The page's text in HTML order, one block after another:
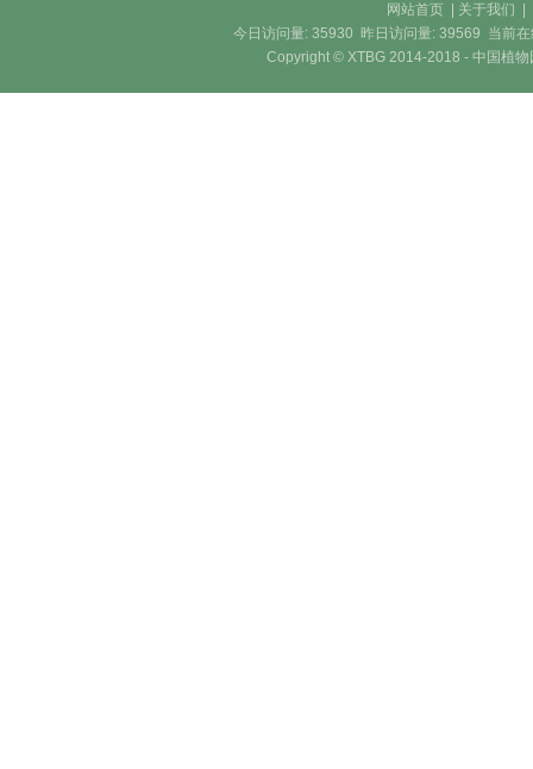
网站首页 关于我们
今日访问量: 35930 昨日访问量: 39569 当前
Copyright © XTBG 2014-2018 - 中国